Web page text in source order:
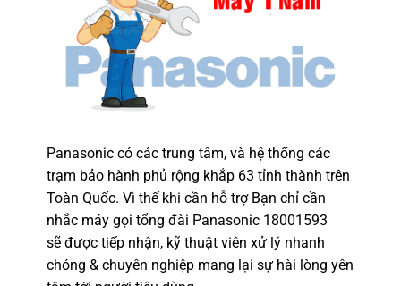
Panasonic có các trung tâm, và hệ thống các
trạm bảo hành phủ rộng khắp 63 tỉnh thành trên
Toàn Quốc. Vì thế khi cần hỗ trợ Bạn chỉ cần
nhắc máy gọi tổng đài Panasonic 18001593
sẽ được tiếp nhận, kỹ thuật viên xử lý nhanh
chóng & chuyên nghiệp mang lại sự hài lòng yên